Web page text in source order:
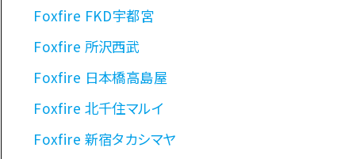
Foxfire FKD宇都宮
Foxfire 所沢西武
Foxfire 日本橋高島屋
Foxfire 北千住マルイ
Foxfire 新宿タカシマヤ